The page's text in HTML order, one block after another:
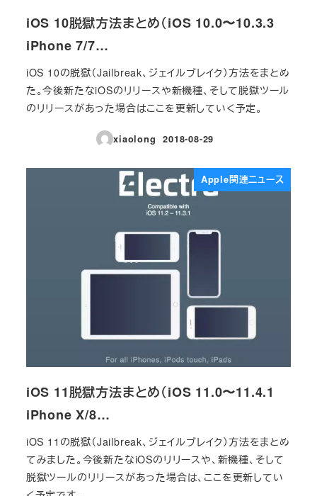
iOS 10脱獄方法まとめ（iOS 10.0〜10.3.3
iPhone 7/7…
iOS 10の脱獄（Jailbreak、ジェイルブレイク）方法をまとめ
た。今後新たなiOSのリリースや新機種、そして脱獄ツール
のリリースがあった場合はここを更新していく予定。
xiaolong
投稿日
2018-08-29
Apple関連ニュース
iOS 11脱獄方法まとめ（iOS 11.0〜11.4.1
iPhone X/8…
iOS 11の脱獄（Jailbreak、ジェイルブレイク）方法をまとめ
てみました。今後新たなiOSのリリースや、新機種、そして
脱獄ツールのリリースがあった場合は、ここを更新してい